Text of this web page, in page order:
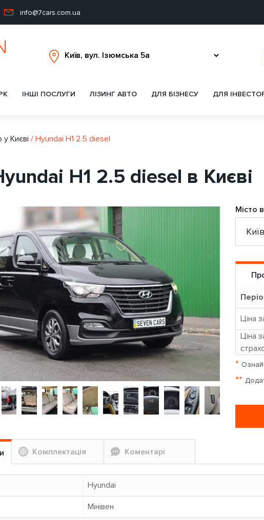
info@7cars.com.ua
ІНШІ ПОСЛУГИ ЛІЗИНГ АВТО ДЛЯ БІЗНЕСУ ДЛЯ
Києві / Hyundai H1 2.5 diesel
H1 2.5 diesel в Києві
Місто
Ціна
Ціна
*
**
Комплектація Коментарі
Hyundai
Мінівен